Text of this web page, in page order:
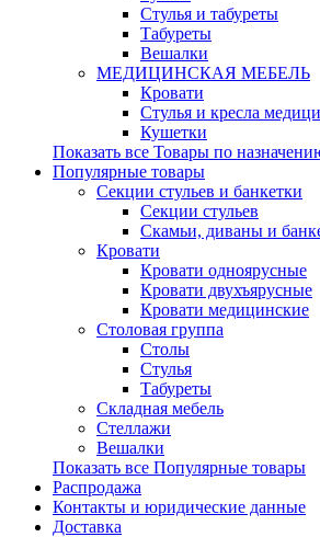
Стулья и табуреты
Табуреты
Вешалки
МЕДИЦИНСКАЯ МЕБЕЛЬ
Кровати
Стулья и кресла
Кушетки
Показать все Товары по
Популярные товары
Секции стульев и банкетки
Секции стульев
Скамьи, диваны и
Кровати
Кровати одноярусные
Кровати двухъярусные
Кровати медицинские
Столовая группа
Столы
Стулья
Табуреты
Складная мебель
Стеллажи
Вешалки
Показать все Популярные товары
Распродажа
Контакты и юридические данные
Доставка